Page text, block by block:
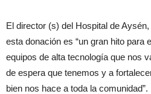
El director (s) del Hospital de
esta donación es “un gran hito para
equipos de alta tecnología que nos
de espera que tenemos y a
bien nos hace a toda la comunidad”.